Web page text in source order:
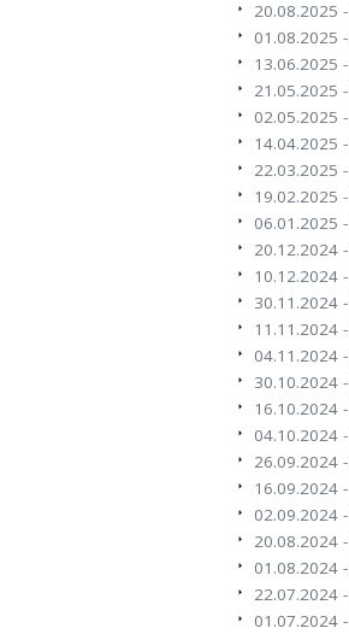
20.08.2025 -
01.08.2025 -
13.06.2025 -
21.05.2025 -
02.05.2025 -
14.04.2025 -
22.03.2025 -
19.02.2025 -
06.01.2025 -
20.12.2024 -
10.12.2024 -
30.11.2024 -
11.11.2024 -
04.11.2024 -
30.10.2024 -
16.10.2024 -
04.10.2024 -
26.09.2024 -
16.09.2024 -
02.09.2024 -
20.08.2024 -
01.08.2024 -
22.07.2024 -
01.07.2024 -